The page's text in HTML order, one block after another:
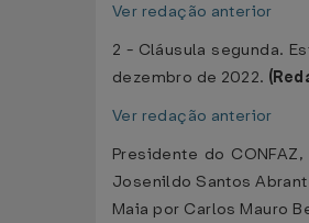
Ver redação anterior
2 - Cláusula segunda.
dezembro de 2022.
Ver redação anterior
Presidente do
Josenildo Santos
Maia por Carlos Mauro